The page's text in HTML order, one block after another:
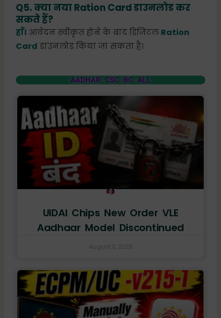
Q5. क्या नया Ration Card डाउनलोड कर
सकते हैं?
हाँ। आवेदन स्वीकृत होने के बाद डिजिटल Ration
Card डाउनलोड किया जा सकता है।
AADHAR CSC BC ALL
UIDAI Chips New Order VLE
Aadhaar Model Discontinued
August 3, 2026